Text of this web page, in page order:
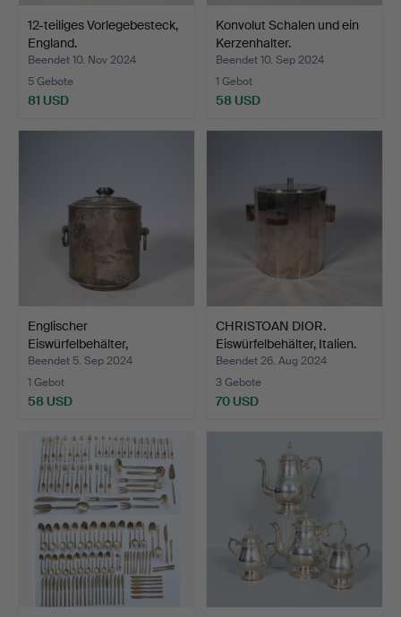
12-teiliges Vorlegebesteck,
England.
Beendet 10. Nov 2024
5 Gebote
81 USD
Konvolut Schalen und ein
Kerzenhalter.
Beendet 10. Sep 2024
1 Gebot
58 USD
Englischer
Eiswürfelbehälter,
versilbert.
Beendet 5. Sep 2024
1 Gebot
58 USD
CHRISTOAN DIOR.
Eiswürfelbehälter, Italien.
Beendet 26. Aug 2024
3 Gebote
70 USD